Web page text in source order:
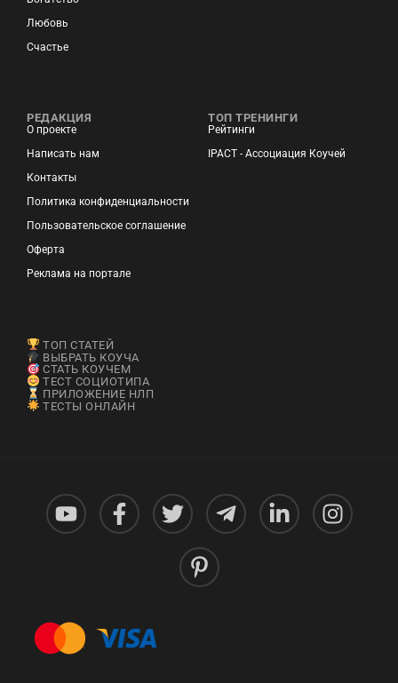
Любовь
Счастье
РЕДАКЦИЯ
О проекте
Написать нам
Контакты
Политика конфиденциальности
Пользовательское соглашение
Оферта
Реклама на портале
ТОП ТРЕНИНГИ
Рейтинги
IPACT - Ассоциация Коучей
ТОП СТАТЕЙ
ВЫБРАТЬ КОУЧА
СТАТЬ КОУЧЕМ
ТЕСТ СОЦИОТИПА
ПРИЛОЖЕНИЕ НЛП
ТЕСТЫ ОНЛАЙН